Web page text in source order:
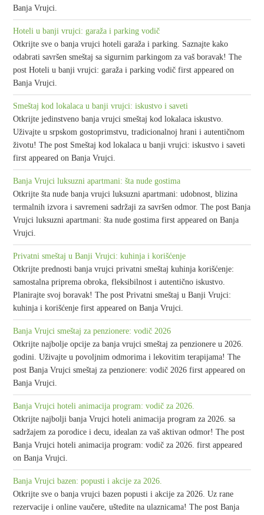
Banja Vrujci.
Hoteli u banji vrujci: garaža i parking vodič
Otkrijte sve o banja vrujci hoteli garaža i parking. Saznajte kako
odabrati savršen smeštaj sa sigurnim parkingom za vaš boravak! The
post Hoteli u banji vrujci: garaža i parking vodič first appeared on
Banja Vrujci.
Smeštaj kod lokalaca u banji vrujci: iskustvo i saveti
Otkrijte jedinstveno banja vrujci smeštaj kod lokalaca iskustvo.
Uživajte u srpskom gostoprimstvu, tradicionalnoj hrani i autentičnom
životu! The post Smeštaj kod lokalaca u banji vrujci: iskustvo i saveti
first appeared on Banja Vrujci.
Banja Vrujci luksuzni apartmani: šta nude gostima
Otkrijte šta nude banja vrujci luksuzni apartmani: udobnost, blizina
termalnih izvora i savremeni sadržaji za savršen odmor. The post Banja
Vrujci luksuzni apartmani: šta nude gostima first appeared on Banja
Vrujci.
Privatni smeštaj u Banji Vrujci: kuhinja i korišćenje
Otkrijte prednosti banja vrujci privatni smeštaj kuhinja korišćenje:
samostalna priprema obroka, fleksibilnost i autentično iskustvo.
Planirajte svoj boravak! The post Privatni smeštaj u Banji Vrujci:
kuhinja i korišćenje first appeared on Banja Vrujci.
Banja Vrujci smeštaj za penzionere: vodič 2026
Otkrijte najbolje opcije za banja vrujci smeštaj za penzionere u 2026.
godini. Uživajte u povoljnim odmorima i lekovitim terapijama! The
post Banja Vrujci smeštaj za penzionere: vodič 2026 first appeared on
Banja Vrujci.
Banja Vrujci hoteli animacija program: vodič za 2026.
Otkrijte najbolji banja Vrujci hoteli animacija program za 2026. sa
sadržajem za porodice i decu, idealan za vaš aktivan odmor! The post
Banja Vrujci hoteli animacija program: vodič za 2026. first appeared
on Banja Vrujci.
Banja Vrujci bazen: popusti i akcije za 2026.
Otkrijte sve o banja vrujci bazen popusti i akcije za 2026. Uz rane
rezervacije i online vaučere, uštedite na ulaznicama! The post Banja